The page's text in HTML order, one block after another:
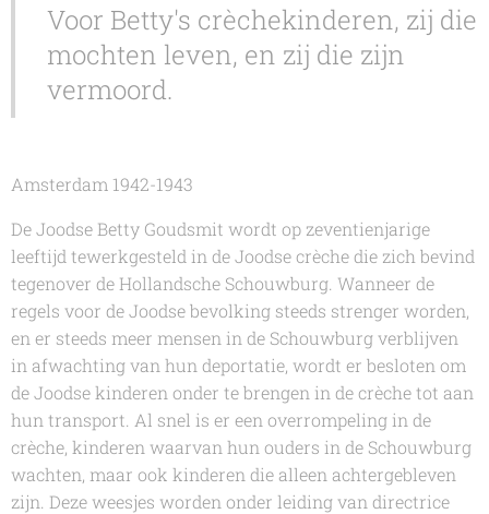
Voor Betty's crèchekinderen, zij die
mochten leven, en zij die zijn
vermoord.
Amsterdam 1942-1943
De Joodse Betty Goudsmit wordt op zeventienjarige
leeftijd tewerkgesteld in de Joodse crèche die zich bevind
tegenover de Hollandsche Schouwburg. Wanneer de
regels voor de Joodse bevolking steeds strenger worden,
en er steeds meer mensen in de Schouwburg verblijven
in afwachting van hun deportatie, wordt er besloten om
de Joodse kinderen onder te brengen in de crèche tot aan
hun transport. Al snel is er een overrompeling in de
crèche, kinderen waarvan hun ouders in de Schouwburg
wachten, maar ook kinderen die alleen achtergebleven
zijn. Deze weesjes worden onder leiding van directrice